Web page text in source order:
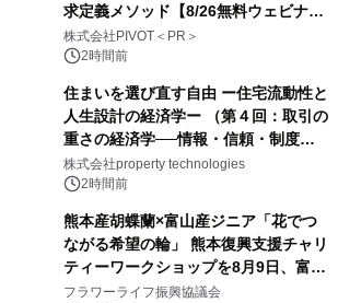
求定義メソッド【8/26無料ウェビナ
ー】株式会社PIVOT
株式会社PIVOT＜PR＞
2時間前
住まいを選び直す自由 ー住宅流動性と
人生設計の経済学ー （第４回：取引の
重さの経済学──情報・信頼・制度を
PropTechはどう組み替えるか）｜
PropTech-Lab
株式会社property technologies
2時間前
熊本産胡蝶蘭×富山産ジニア「花でつ
ながる希望の輪」 熊本復興支援チャリ
ティーワークショップを8月9日、富
山・射水で開催
フラワーライフ振興協議会